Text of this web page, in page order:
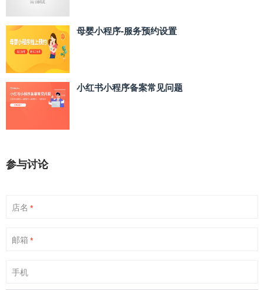
母婴小程序-服务预约设置
小红书小程序备案常见问题
参与讨论
店名 *
邮箱 *
手机